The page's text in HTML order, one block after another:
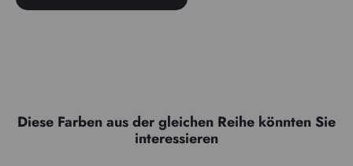
Diese Farben aus der gleichen Reihe könnten Sie
interessieren